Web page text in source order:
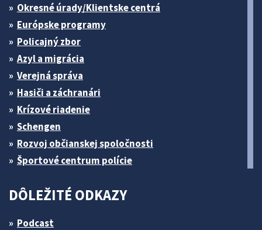
Okresné úrady/Klientske centrá
Európske programy
Policajný zbor
Azyl a migrácia
Verejná správa
Hasiči a záchranári
Krízové riadenie
Schengen
Rozvoj občianskej spoločnosti
Športové centrum polície
DÔLEŽITÉ ODKAZY
Podcast